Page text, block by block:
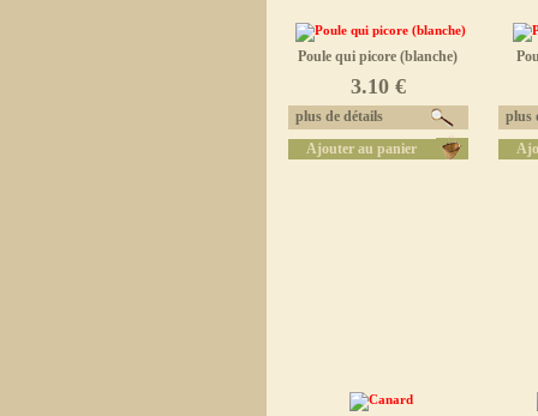
Poule qui picore (blanche)
3.10 €
plus de détails
Ajouter au panier
plus